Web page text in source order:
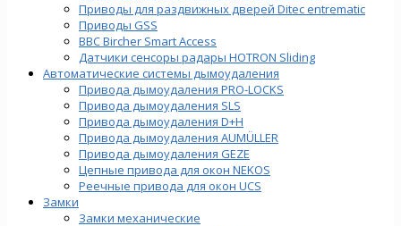
Приводы для раздвижных дверей Ditec entrematic
Приводы GSS
BBC Bircher Smart Access
Датчики сенсоры радары HOTRON Sliding
Автоматические системы дымоудаления
Привода дымоудаления PRO-LOCKS
Привода дымоудаления SLS
Привода дымоудаления D+H
Привода дымоудаления AUMÜLLER
Привода дымоудаления GEZE
Цепные привода для окон NEKOS
Реечные привода для окон UСS
Замки
Замки механические